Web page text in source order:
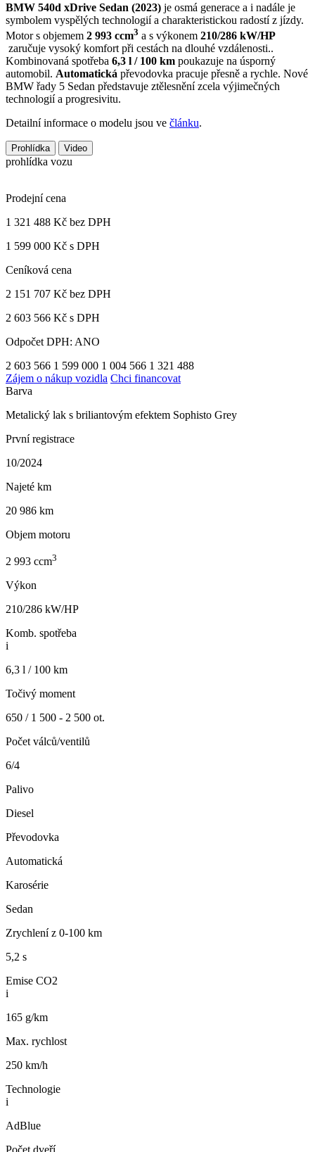
BMW 540d xDrive Sedan (2023) je osmá generace a i nadále je
symbolem vyspělých technologií a charakteristickou radostí z jízdy.
Motor s objemem 2 993 ccm3 a s výkonem 210/286 kW/HP
zaručuje vysoký komfort při cestách na dlouhé vzdálenosti..
Kombinovaná spotřeba 6,3 l / 100 km poukazuje na úsporný
automobil. Automatická převodovka pracuje přesně a rychle. Nové
BMW řady 5 Sedan představuje ztělesnění zcela výjimečných
technologií a progresivitu.
Detailní informace o modelu jsou ve článku.
Prohlídka Video
prohlídka vozu
Prodejní cena
1 321 488 Kč bez DPH
1 599 000 Kč s DPH
Ceníková cena
2 151 707 Kč bez DPH
2 603 566 Kč s DPH
Odpočet DPH: ANO
2 603 566 1 599 000 1 004 566 1 321 488
Zájem o nákup vozidla Chci financovat
Barva
Metalický lak s briliantovým efektem Sophisto Grey
První registrace
10/2024
Najeté km
20 986 km
Objem motoru
2 993 ccm3
Výkon
210/286 kW/HP
Komb. spotřeba
i
6,3 l / 100 km
Točivý moment
650 / 1 500 - 2 500 ot.
Počet válců/ventilů
6/4
Palivo
Diesel
Převodovka
Automatická
Karosérie
Sedan
Zrychlení z 0-100 km
5,2 s
Emise CO2
i
165 g/km
Max. rychlost
250 km/h
Technologie
i
AdBlue